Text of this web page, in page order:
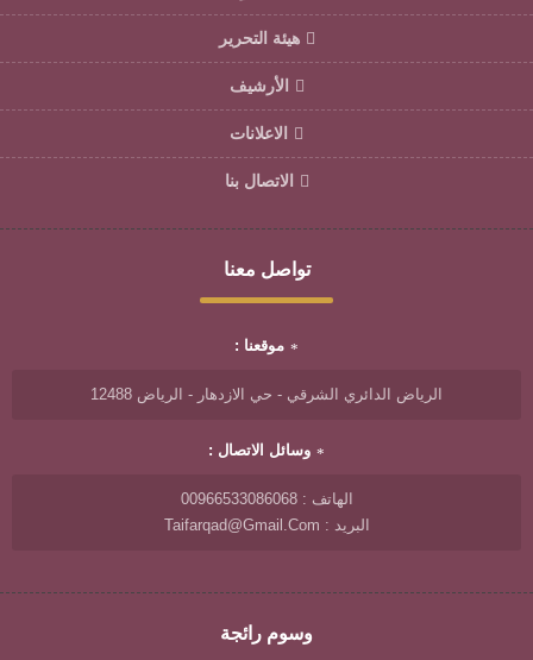
هيئة التحرير
الأرشيف
الاعلانات
الاتصال بنا
تواصل معنا
موقعنا :
الرياض الدائري الشرقي - حي الازدهار - الرياض 12488
وسائل الاتصال :
الهاتف : 00966533086068
البريد : Taifarqad@gmail.com
وسوم رائجة